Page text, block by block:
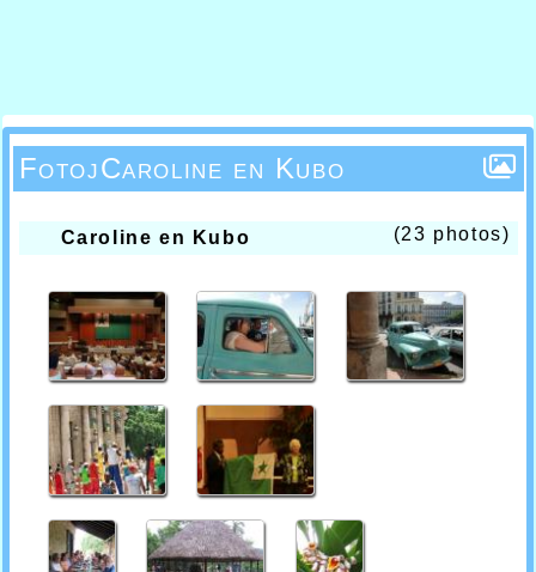
FotojCaroline en Kubo
Caroline en Kubo (23 photos)